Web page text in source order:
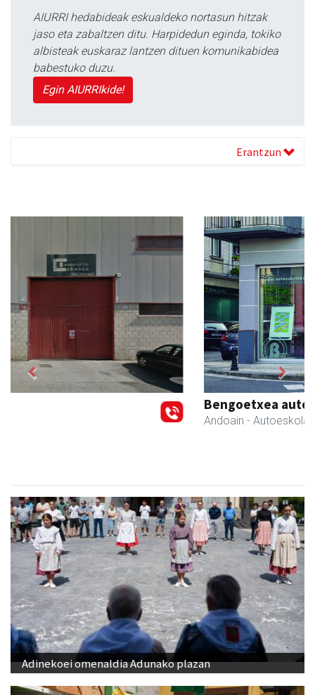
AIURRI hedabideak eskualdeko nortasun hitzak
jaso eta zabaltzen ditu. Harpidedun eginda, tokiko
albisteak euskaraz lantzen dituen komunikabidea
babestuko duzu.
Egin AIURRIkide!
Erantzun
Previous Next
Adinekoei omenaldia Adunako plazan